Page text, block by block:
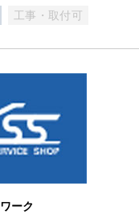
工事・取付可
ーク